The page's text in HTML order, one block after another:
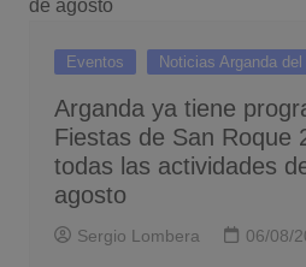
Eventos Noticias Arganda del
Arganda ya tiene
Fiestas de San Roque
todas las actividades
agosto
Sergio Lombera 06/08/